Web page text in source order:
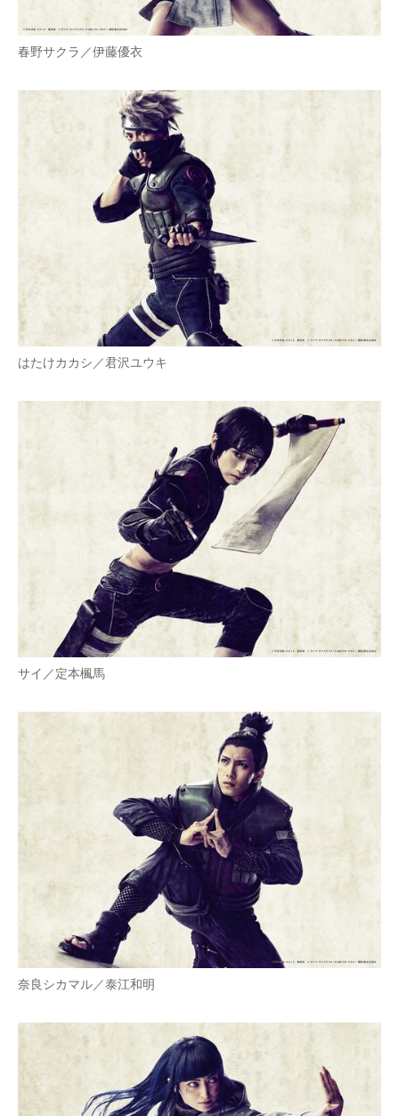
春野サクラ／伊藤優衣
はたけカカシ／君沢ユウキ
サイ／定本楓馬
奈良シカマル／泰江和明